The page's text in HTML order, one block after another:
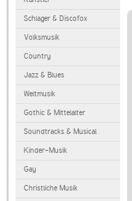
Schlager & Discofox
Volksmusik
Country
Jazz & Blues
Weltmusik
Gothic & Mittelalter
Soundtracks & Musical
Kinder-Musik
Gay
Christliche Musik